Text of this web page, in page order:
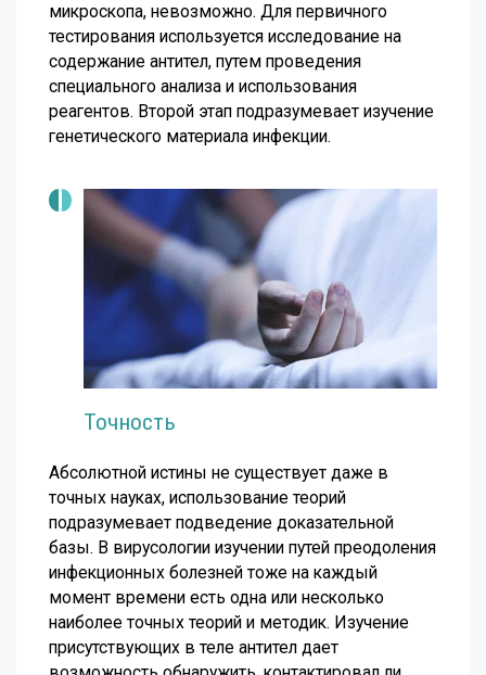
микроскопа, невозможно. Для первичного
тестирования используется исследование на
содержание антител, путем проведения
специального анализа и использования
реагентов. Второй этап подразумевает изучение
генетического материала инфекции.
Точность
Абсолютной истины не существует даже в
точных науках, использование теорий
подразумевает подведение доказательной
базы. В вирусологии изучении путей преодоления
инфекционных болезней тоже на каждый
момент времени есть одна или несколько
наиболее точных теорий и методик. Изучение
присутствующих в теле антител дает